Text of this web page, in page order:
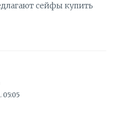
сейфы купить
05:05